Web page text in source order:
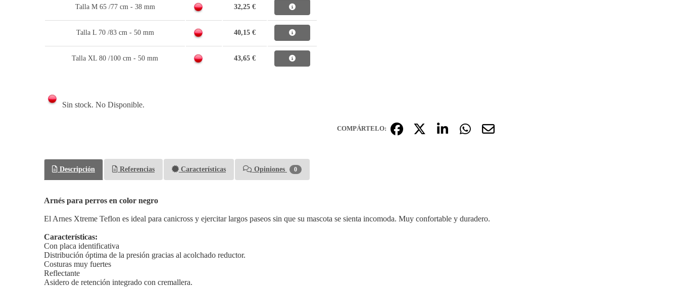
Talla M 65 /77 cm - 38 mm 32,25 €
Talla L 70 /83 cm - 50 mm 40,15 €
Talla XL 80 /100 cm - 50 mm 43,65 €
Sin stock. No Disponible.
COMPÁRTELO:
Descripción Referencias Características Opiniones 0
Arnés para perros en color negro
El Arnes Xtreme Teflon es ideal para canicross y ejercitar largos paseos sin que su mascota se sienta incomoda. Muy confortable y duradero.
Características:
Con placa identificativa
Distribución óptima de la presión gracias al acolchado reductor.
Costuras muy fuertes
Reflectante
Asidero de retención integrado con cremallera.